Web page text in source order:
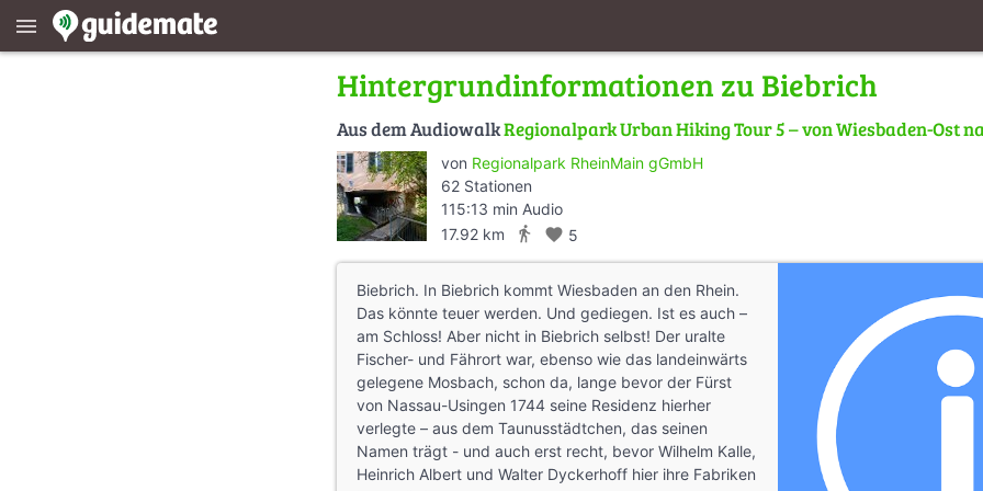
menu
Hintergrundinformationen zu Biebrich
Aus dem AudiowalkRegionalpark Urban Hiking Tour 5 – von Wiesbaden-Ost
von Regionalpark RheinMain gGmbH
62 Stationen
115:13 min Audio
17.92 km
directions_walk favorite 5
Biebrich. In Biebrich kommt Wiesbaden an den Rhein.
Das könnte teuer werden. Und gediegen. Ist es auch –
am Schloss! Aber nicht in Biebrich selbst! Der uralte
Fischer- und Fährort war, ebenso wie das landeinwärts
gelegene Mosbach, schon da, lange bevor der Fürst
von Nassau-Usingen 1744 seine Residenz hierher
verlegte – aus dem Taunusstädtchen, das seinen
Namen trägt - und auch erst recht, bevor Wilhelm Kalle,
Heinrich Albert und Walter Dyckerhoff hier ihre Fabriken